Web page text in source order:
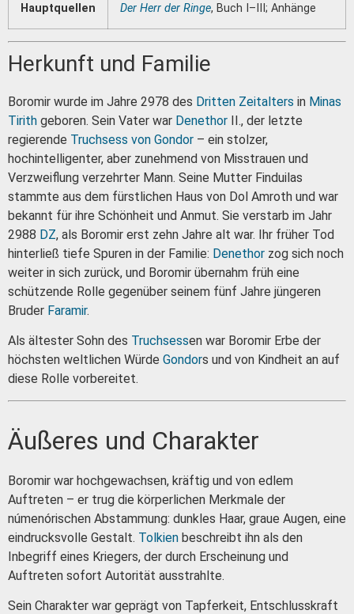
Hauptquellen Der Herr der Ringe, Buch I–III; Anhänge
Herkunft und Familie
Boromir wurde im Jahre 2978 des Dritten Zeitalters in Minas
Tirith geboren. Sein Vater war Denethor II., der letzte
regierende Truchsess von Gondor – ein stolzer,
hochintelligenter, aber zunehmend von Misstrauen und
Verzweiflung verzehrter Mann. Seine Mutter Finduilas
stammte aus dem fürstlichen Haus von Dol Amroth und war
bekannt für ihre Schönheit und Anmut. Sie verstarb im Jahr
2988 DZ, als Boromir erst zehn Jahre alt war. Ihr früher Tod
hinterließ tiefe Spuren in der Familie: Denethor zog sich noch
weiter in sich zurück, und Boromir übernahm früh eine
schützende Rolle gegenüber seinem fünf Jahre jüngeren
Bruder Faramir.
Als ältester Sohn des Truchsessen war Boromir Erbe der
höchsten weltlichen Würde Gondors und von Kindheit an auf
diese Rolle vorbereitet.
Äußeres und Charakter
Boromir war hochgewachsen, kräftig und von edlem
Auftreten – er trug die körperlichen Merkmale der
númenórischen Abstammung: dunkles Haar, graue Augen, eine
eindrucksvolle Gestalt. Tolkien beschreibt ihn als den
Inbegriff eines Kriegers, der durch Erscheinung und
Auftreten sofort Autorität ausstrahlte.
Sein Charakter war geprägt von Tapferkeit, Entschlusskraft